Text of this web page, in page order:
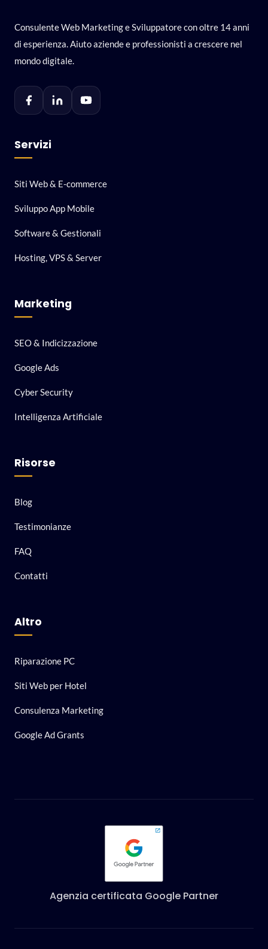
Consulente Web Marketing e Sviluppatore con oltre 14 anni
di esperienza. Aiuto aziende e professionisti a crescere nel
mondo digitale.
Servizi
Siti Web & E-commerce
Sviluppo App Mobile
Software & Gestionali
Hosting, VPS & Server
Marketing
SEO & Indicizzazione
Google Ads
Cyber Security
Intelligenza Artificiale
Risorse
Blog
Testimonianze
FAQ
Contatti
Altro
Riparazione PC
Siti Web per Hotel
Consulenza Marketing
Google Ad Grants
Agenzia certificata Google Partner